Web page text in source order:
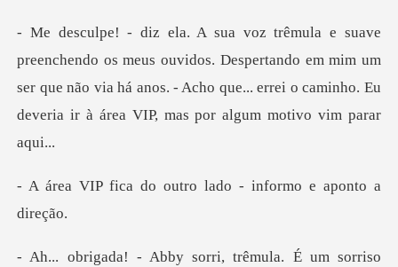
vidos. Despertando em mim um
ser que não via há anos. - Acho que... errei
outro lado - inform
, trêmula. É um sorriso